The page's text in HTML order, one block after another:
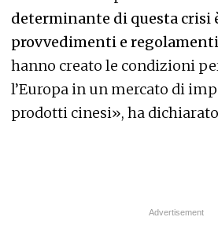
determinante di questa crisi
provvedimenti e
hanno creato le condizioni
l’Europa in un mercato di
prodotti cinesi», ha